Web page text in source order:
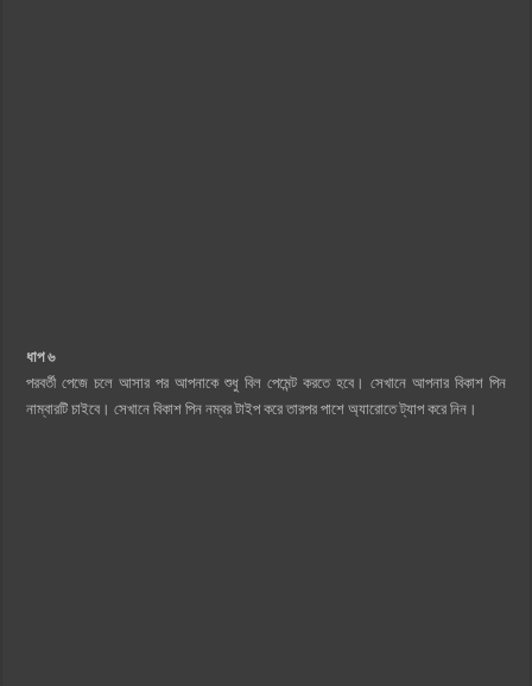
ধাপ ৬
পরবর্তী পেজে চলে আসার পর আপনাকে শুধু বিল পেমেন্ট করতে হবে। সেখানে আপনার বিকাশ পিন
নাম্বারটি চাইবে। সেখানে বিকাশ পিন নম্বর টাইপ করে তারপর পাশে অ্যারোতে ট্যাপ করে নিন।